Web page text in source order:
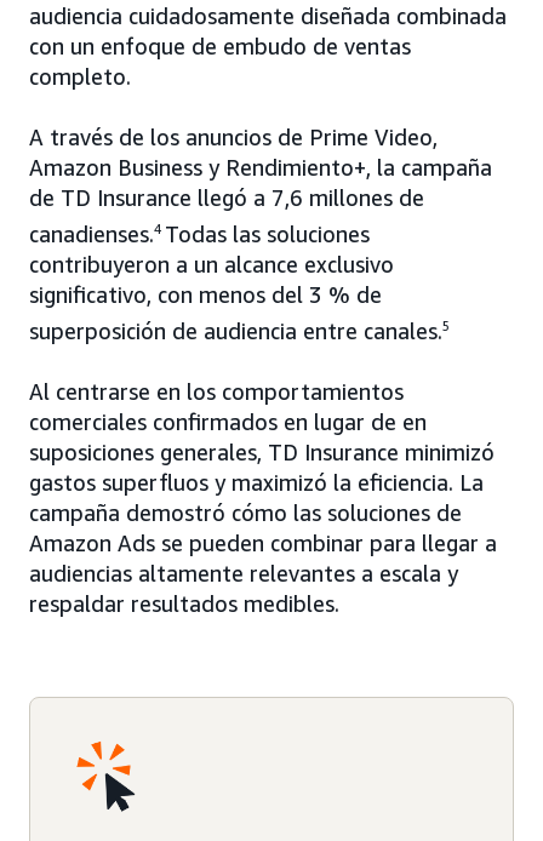
audiencia cuidadosamente diseñada combinada
con un enfoque de embudo de ventas
completo.
A través de los anuncios de Prime Video,
Amazon Business y Rendimiento+, la campaña
de TD Insurance llegó a 7,6 millones de
canadienses.4 Todas las soluciones
contribuyeron a un alcance exclusivo
significativo, con menos del 3 % de
superposición de audiencia entre canales.5
Al centrarse en los comportamientos
comerciales confirmados en lugar de en
suposiciones generales, TD Insurance minimizó
gastos superfluos y maximizó la eficiencia. La
campaña demostró cómo las soluciones de
Amazon Ads se pueden combinar para llegar a
audiencias altamente relevantes a escala y
respaldar resultados medibles.